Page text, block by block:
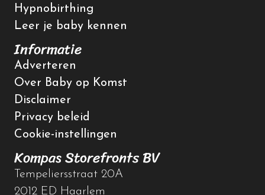
Hypnobirthing
Leer je baby kennen
Informatie
Adverteren
Over Baby op Komst
Disclaimer
Privacy beleid
Cookie-instellingen
Kompas Storefronts BV
Tempeliersstraat 20A
2012 ED Haarlem